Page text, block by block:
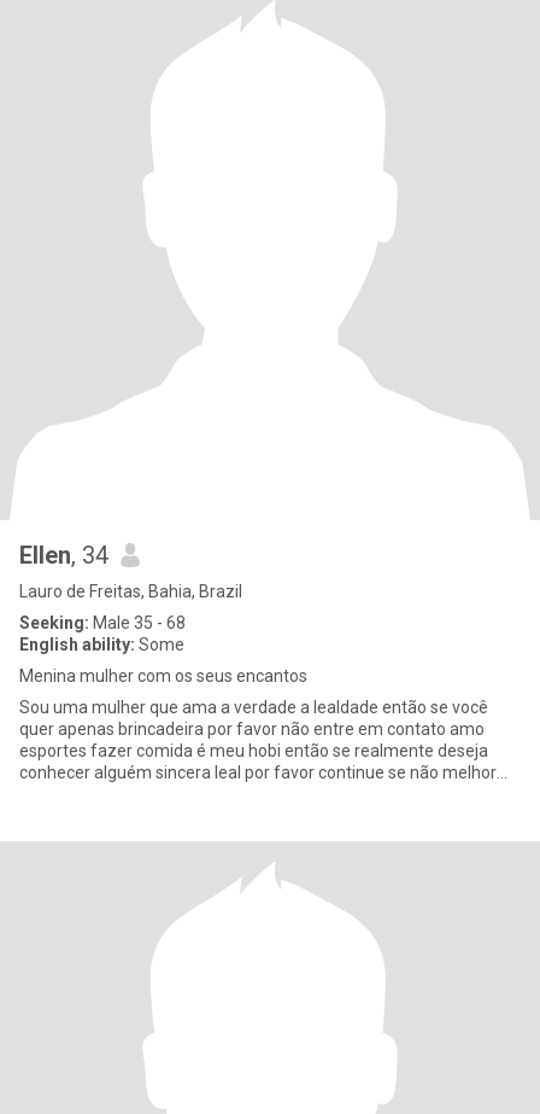
Ellen, 34
Lauro de Freitas, Bahia, Brazil
Seeking: Male 35 - 68
English ability: Some
Menina mulher com os seus encantos
Sou uma mulher que ama a verdade a lealdade então se você
quer apenas brincadeira por favor não entre em contato amo
esportes fazer comida é meu hobi então se realmente deseja
conhecer alguém sincera leal por favor continue se não melhor